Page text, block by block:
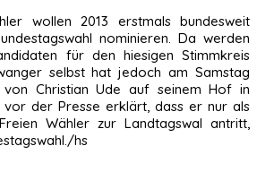
wollen 2013 erstmals bundesweit
nominieren. Da werden
für den hiesigen Stimmkreis
selbst hat jedoch am Samstag
von Christian Ude auf seinem Hof in
der Presse erklärt, dass er nur als
Wähler zur Landtagswal antritt,
hs